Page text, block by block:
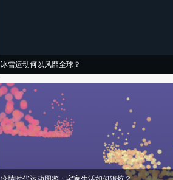
冰雪运动何以风靡全球？